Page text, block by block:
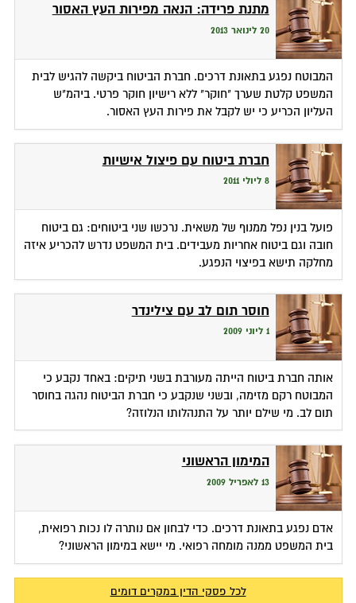
מתנת פרידה: הנאה מפירות העץ האסור
20 לינואר 2013
המבוטח נפגע בתאונת דרכים. חברת הביטוח ביקשה להגיש לבית
המשפט קלטת שערך "חוקר" ללא רישיון חוקר פרטי. ביהמ"ש
העליון הכריע כי יש לקבל את פירות העץ האסור.
חברת ביטוח עם פיצול אישיות
8 ליולי 2011
פועל בנין נפל ממנוף של משאית. נרכשו שני ביטוחים: גם ביטוח
חובה וגם ביטוח אחריות מעבידים. בית המשפט נדרש להכריע איזה
מחלקה תישא בפיצוי הנפגע.
חוסר תום לב עם צילינדר
1 ליוני 2009
אותה חברת ביטוח הייתה מעורבת בשני תיקים: באחד נקבע כי
המבוטח רקם מזימה, ובשני שנקבע כי חברת הביטוח נהגה בחוסר
תום לב. מי שילם יותר על התנהלותו הנלוזה?
המימון הראשוני
13 לאפריל 2009
אדם נפגע בתאונת דרכים. כדי לבחון אם נותרה לו נכות רפואית,
בית המשפט ממנה מומחה רפואי. מי יישא במימון הראשוני?
לכל פסקי הדין במקרים דומים